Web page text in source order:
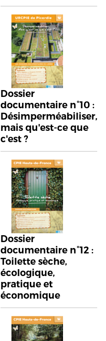
Dossier
documentaire n°10 :
Désimperméabiliser,
mais qu'est-ce que
c'est ?
Dossier
documentaire n°12 :
Toilette sèche,
écologique,
pratique et
économique